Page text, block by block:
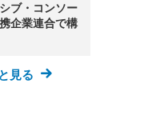
ブ・コンソー
企業連合で構
見る